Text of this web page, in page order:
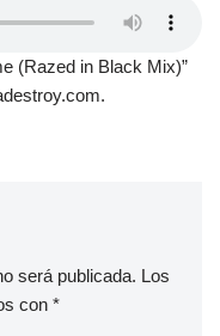
(Razed in Black Mix)”
será publicada. Los
con *